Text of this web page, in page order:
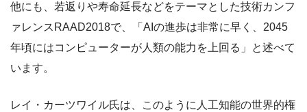
他にも、若返りや寿命延長などをテーマとした技術カンフ
ァレンスRAAD2018で、「AIの進歩は非常に早く、2045
年頃にはコンピューターが人類の能力を上回る」と述べて
います。
レイ・カーツワイル氏は、このように人工知能の世界的権